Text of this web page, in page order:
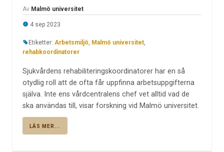
Av Malmö universitet
4 sep 2023
Etiketter: Arbetsmiljö Malmö universitet,
rehabkoordinatorer
Sjukvårdens rehabiliteringskoordinatorer har en så
otydlig roll att de ofta får uppfinna arbetsuppgifterna
själva. Inte ens vårdcentralens chef vet alltid vad de
ska användas till, visar forskning vid Malmö universitet.
LÄS MER...